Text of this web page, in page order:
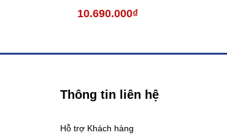
10.690.000₫
Thông tin liên hệ
Hỗ trợ Khách hàng